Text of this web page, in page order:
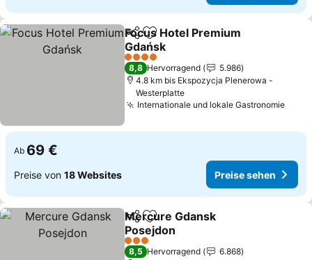
TeilenZu Favoriten hinzufügen
Focus Hotel Premium
Gdańsk
4 Sterne
8,8 Hervorragend
5.986
4.8 km bis Ekspozycja Plenerowa -
Westerplatte
Internationale und lokale Gastronomie
Ab 69 €
Preise von 18 Websites Preise sehen
TeilenZu Favoriten hinzufügen
Mercure Gdansk
Posejdon
3 Sterne
8,5 Hervorragend
6.868